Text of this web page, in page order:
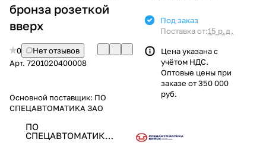
бронза розеткой
вверх
0
Нет отзывов
Арт. 7201020400008
Основной поставщик: ПО
СПЕЦАВТОМАТИКА ЗАО
ПО
СПЕЦАВТОМАТИКА
Под заказ
Поставка от:15 р.д.
Цена указана с
учётом НДС.
Оптовые цены при
заказе от 350 000
руб.